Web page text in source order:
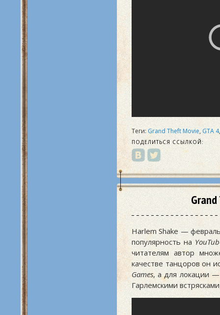
Теги: Grand Theft Movie,GTA 4
ПОДЕЛИТЬСЯ ССЫЛКОЙ:
Harlem Shake —
популярность на
читателям автор
качестве танцоров он
Games, а для локации
Гарлемскими